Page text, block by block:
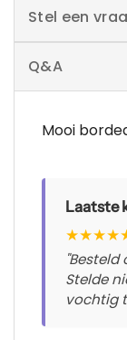
Stel een
Q&A
Mooi
Laatste
★★★★
Stelde
vochtig